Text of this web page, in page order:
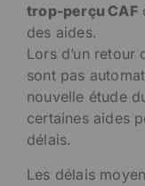
trop-perçu CAF
des aides.
Lors d’un retour
sont pas
nouvelle étude
certaines aides
délais.
Les délais